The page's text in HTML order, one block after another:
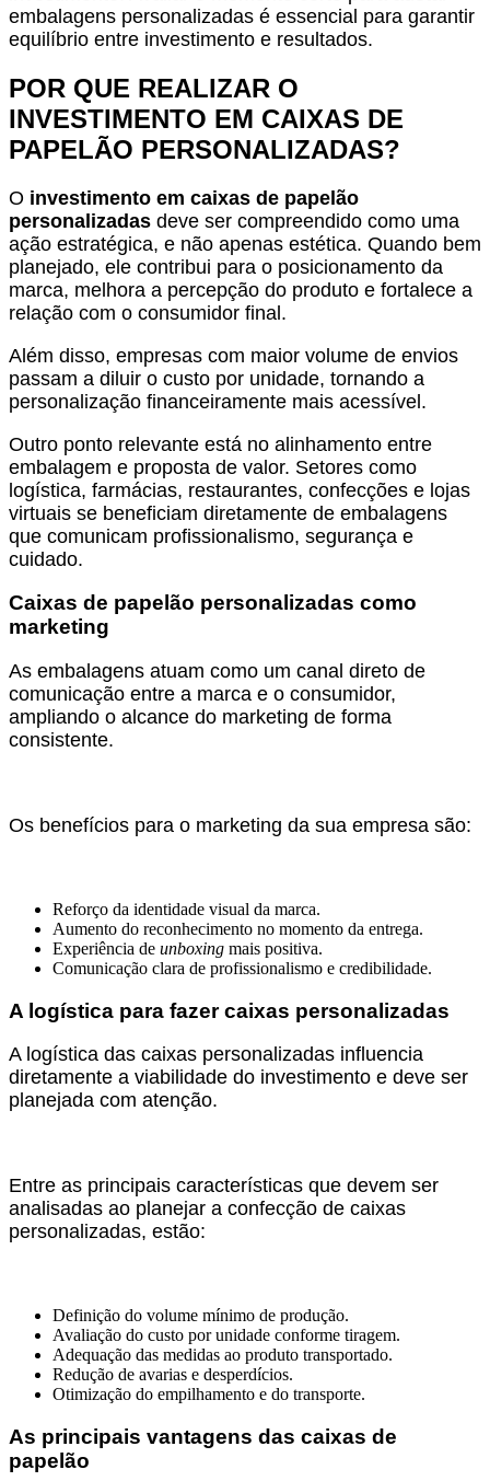
embalagens personalizadas é essencial para garantir
equilíbrio entre investimento e resultados.
POR QUE REALIZAR O
INVESTIMENTO EM CAIXAS DE
PAPELÃO PERSONALIZADAS?
O investimento em caixas de papelão
personalizadas deve ser compreendido como uma
ação estratégica, e não apenas estética. Quando bem
planejado, ele contribui para o posicionamento da
marca, melhora a percepção do produto e fortalece a
relação com o consumidor final.
Além disso, empresas com maior volume de envios
passam a diluir o custo por unidade, tornando a
personalização financeiramente mais acessível.
Outro ponto relevante está no alinhamento entre
embalagem e proposta de valor. Setores como
logística, farmácias, restaurantes, confecções e lojas
virtuais se beneficiam diretamente de embalagens
que comunicam profissionalismo, segurança e
cuidado.
Caixas de papelão personalizadas como
marketing
As embalagens atuam como um canal direto de
comunicação entre a marca e o consumidor,
ampliando o alcance do marketing de forma
consistente.
Os benefícios para o marketing da sua empresa são:
Reforço da identidade visual da marca.
Aumento do reconhecimento no momento da entrega.
Experiência de unboxing mais positiva.
Comunicação clara de profissionalismo e credibilidade.
A logística para fazer caixas personalizadas
A logística das caixas personalizadas influencia
diretamente a viabilidade do investimento e deve ser
planejada com atenção.
Entre as principais características que devem ser
analisadas ao planejar a confecção de caixas
personalizadas, estão:
Definição do volume mínimo de produção.
Avaliação do custo por unidade conforme tiragem.
Adequação das medidas ao produto transportado.
Redução de avarias e desperdícios.
Otimização do empilhamento e do transporte.
As principais vantagens das caixas de
papelão